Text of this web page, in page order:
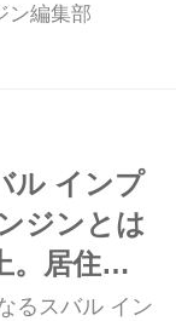
ことで日本で
か。今回は上
内試乗会の模
（以下の試乗
年3月号よ
ン編集部
ル インプ
ジンとは
。居住性
た【10年
るスバル イン